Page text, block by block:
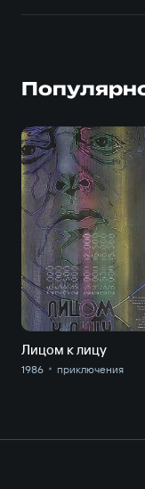
Лицом к лицу
1986 приключе­ния